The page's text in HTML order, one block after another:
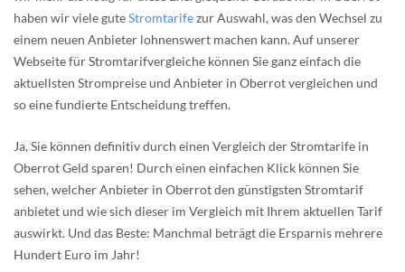
haben wir viele guteStromtarifezur Auswahl, was den Wechsel zu
einem neuen Anbieter lohnenswert machen kann. Auf unserer
Webseite für Stromtarifvergleiche können Sie ganz einfach die
aktuellsten Strompreise und Anbieter in Oberrot vergleichen und
so eine fundierte Entscheidung treffen.
Ja, Sie können definitiv durch einen Vergleich der Stromtarife in
Oberrot Geld sparen! Durch einen einfachen Klick können Sie
sehen, welcher Anbieter in Oberrot den günstigsten Stromtarif
anbietet und wie sich dieser im Vergleich mit Ihrem aktuellen Tarif
auswirkt. Und das Beste: Manchmal beträgt die Ersparnis mehrere
Hundert Euro im Jahr!